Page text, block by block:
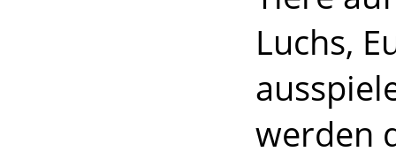
Luchs,
werden